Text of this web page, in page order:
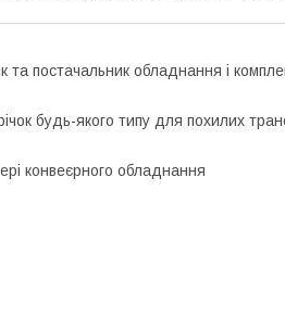
постачальник обладнання і
будь-якого типу для похилих
конвеєрного обладнання